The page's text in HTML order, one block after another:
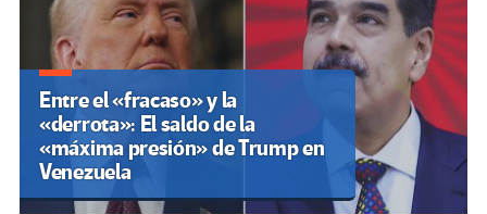
Entre el «fracaso» y la
«derrota»: El saldo de la
«máxima presión» de Trump en
Venezuela